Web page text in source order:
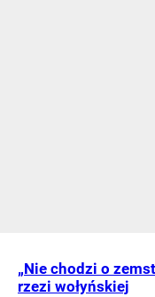
„Nie chodzi o
rzezi wołyńskiej